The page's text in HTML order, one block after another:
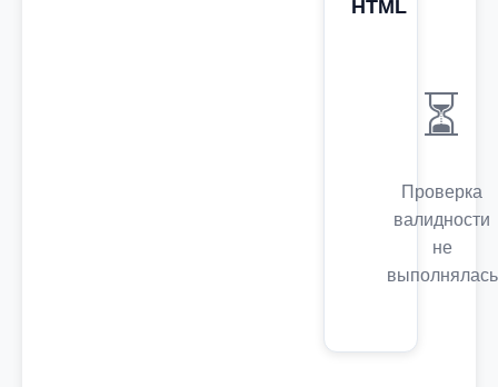
HTML
⏳
Проверка
валидности
не
выполнялась